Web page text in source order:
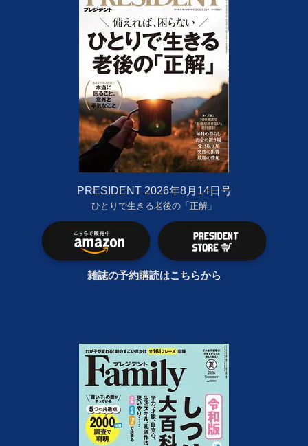
PRESIDENT 2026年8月14日号
ひとりで生きる老後の「正解」
雑誌の予約購読はこちらから